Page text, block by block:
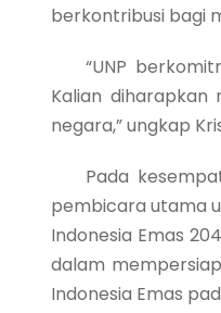
berkontribusi bagi
“UNP
Kalian diharapkan
negara,” ungkap
Pada
pembicara utama
Indonesia Emas
dalam
Indonesia Emas